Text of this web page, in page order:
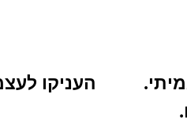
אמיתי.